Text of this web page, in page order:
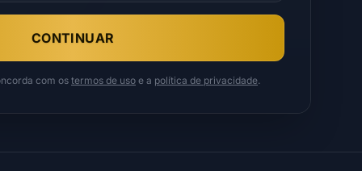
CONTINUAR
com os termos de uso e a política de privacidade.